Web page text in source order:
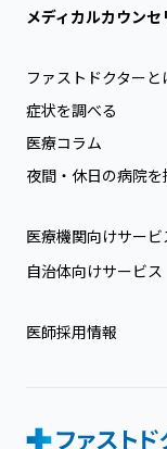
メディカルカウンセ
ファストドクターと
症状を調べる
医療コラム
夜間・休日の病院を
医療機関向けサービ
自治体向けサービス
医師採用情報